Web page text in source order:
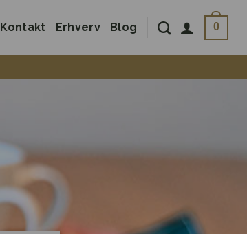
Kontakt Erhverv Blog 0